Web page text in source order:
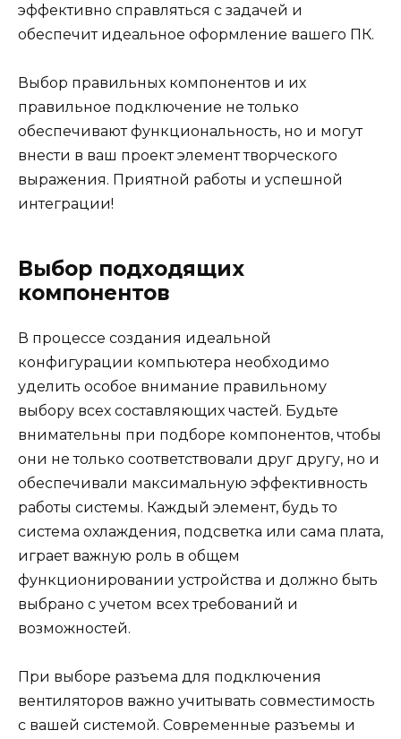
эффективно справляться с задачей и
обеспечит идеальное оформление вашего ПК.
Выбор правильных компонентов и их
правильное подключение не только
обеспечивают функциональность, но и могут
внести в ваш проект элемент творческого
выражения. Приятной работы и успешной
интеграции!
Выбор подходящих
компонентов
В процессе создания идеальной
конфигурации компьютера необходимо
уделить особое внимание правильному
выбору всех составляющих частей. Будьте
внимательны при подборе компонентов, чтобы
они не только соответствовали друг другу, но и
обеспечивали максимальную эффективность
работы системы. Каждый элемент, будь то
система охлаждения, подсветка или сама плата,
играет важную роль в общем
функционировании устройства и должно быть
выбрано с учетом всех требований и
возможностей.
При выборе разъема для подключения
вентиляторов важно учитывать совместимость
с вашей системой. Современные разъемы и